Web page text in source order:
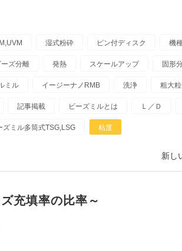
湿式粉砕 ピン付ディスク 機
ーズ分離 発熱 スケールアップ 固形
ミル イージーナノRMB 洗浄 粗大
記事掲載 ビーズミルとは Ｌ／Ｄ
ズミル多筒式TSG,LSG 粘度
新し
充填率の比率～